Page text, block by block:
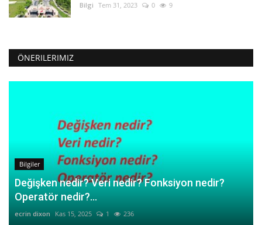
Bilgi Tem 31, 2023 0 9
ÖNERILERIMIZ
Bilgiler
Değişken nedir? Veri nedir? Fonksiyon nedir?
Operatör nedir?...
ecrin dixon Kas 15, 2025 1 236